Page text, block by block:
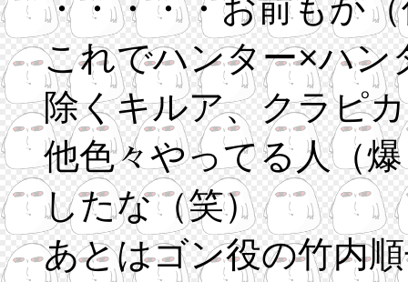
・・・・・お前もか
これでハンター×ハン
除くキルア、クラピ
他色々やってる人（
したな（笑）
あとはゴン役の竹内